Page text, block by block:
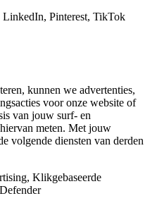
Pinterest, TikTok
kunnen we advertenties,
voor onze website of
van jouw surf- en
meten. Met jouw
volgende diensten van derden
Klikgebaseerde